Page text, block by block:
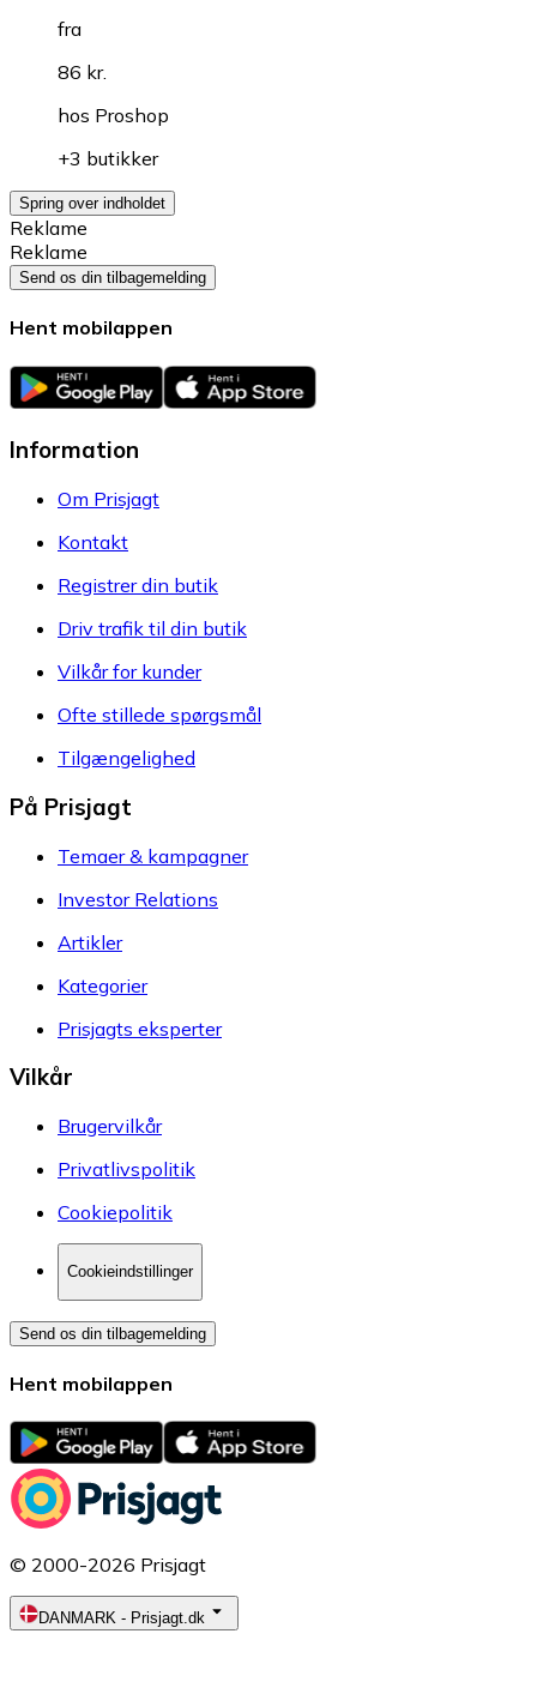
fra
86 kr.
hos Proshop
+3 butikker
Spring over indholdet
Reklame
Reklame
Send os din tilbagemelding
Hent mobilappen
Information
Om Prisjagt
Kontakt
Registrer din butik
Driv trafik til din butik
Vilkår for kunder
Ofte stillede spørgsmål
Tilgængelighed
På Prisjagt
Temaer & kampagner
Investor Relations
Artikler
Kategorier
Prisjagts eksperter
Vilkår
Brugervilkår
Privatlivspolitik
Cookiepolitik
Cookieindstillinger
Send os din tilbagemelding
Hent mobilappen
© 2000-2026 Prisjagt
DANMARK - Prisjagt.dk